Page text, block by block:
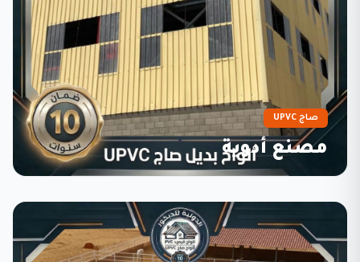
صاج UPVC
مصنع أدوية